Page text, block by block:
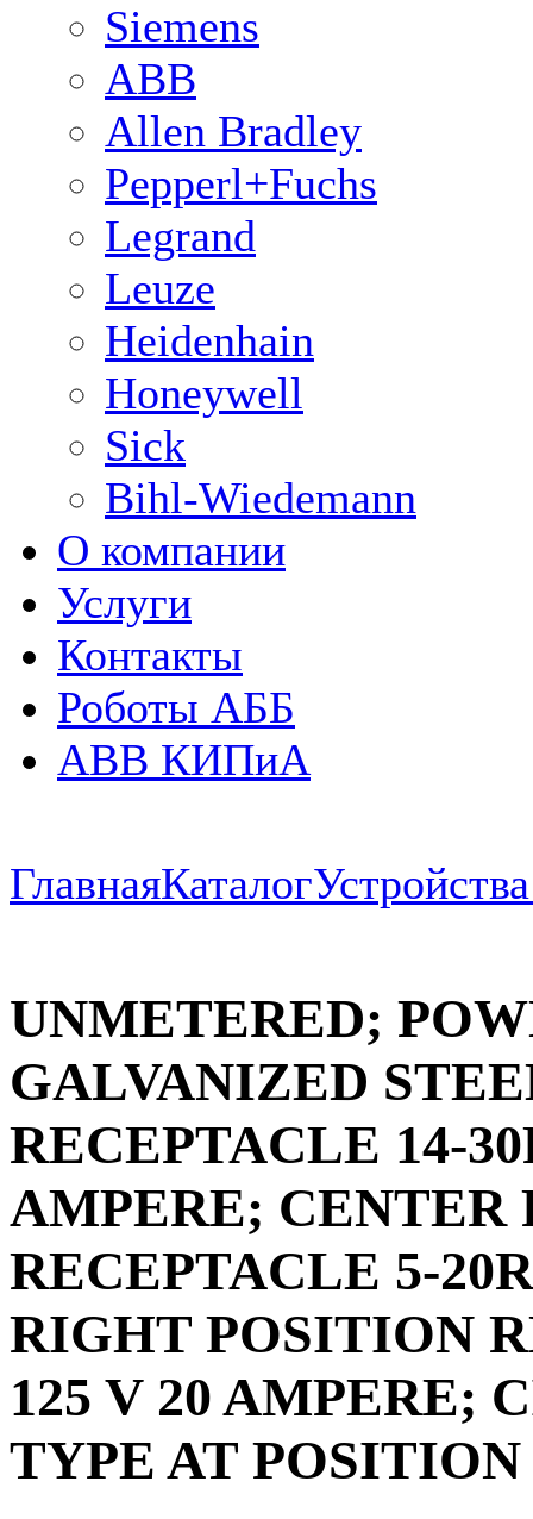
Siemens
ABB
Allen Bradley
Pepperl+Fuchs
Legrand
Leuze
Heidenhain
Honeywell
Sick
Bihl-Wiedemann
О компании
Услуги
Контакты
Роботы АББ
ABB КИПиА
ГлавнаяКаталог
UNMETERED;
GALVANIZED
RECEPTACLE 14-
AMPERE; CENTER
RECEPTACLE 5-
RIGHT POSITION
125 V 20 AMPERE;
TYPE AT